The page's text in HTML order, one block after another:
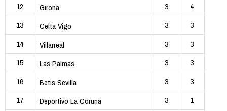
12
Girona 3
4
13
Celta Vigo 3
3
14
Villarreal 3
3
15
Las Palmas 3
3
16
Betis Sevilla 3
3
17
Deportivo La Coruna 3
1